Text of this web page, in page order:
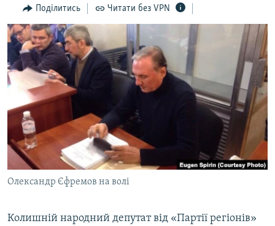
навігації
Перейти
до
пошуку
ПОЛІТИКА
БЛОГИ
ПОГЛЯД
ІНТЕРВ'Ю
ВСЕ ЗА ДЕНЬ
СПЕЦПРОЕКТИ
ДЕПОРТАЦІЯ
ВІДЕОУРОКИ «ELIFBE»
СВІДЧЕННЯ ОКУПАЦІЇ
ЯК ОБІЙТИ БЛОКУВАННЯ
Русский
Поділитись Читати без VPN
Олександр Єфремов на волі
Колишній народний депутат від «Партії регіонів»